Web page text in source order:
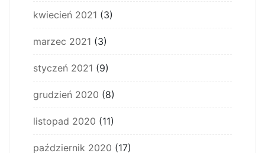
kwiecień 2021 (3)
marzec 2021 (3)
styczeń 2021 (9)
grudzień 2020 (8)
listopad 2020 (11)
październik 2020 (17)